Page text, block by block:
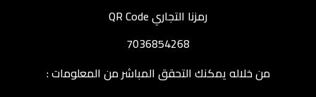
رمزنا التجاري QR Code
7036854268
من خلاله يمكنك التحقق المباشر من المعلومات :